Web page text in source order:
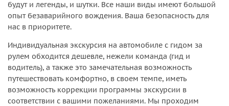
будут и легенды, и шутки. Все наши виды имеют большой
опыт безаварийного вождения. Ваша безопасность для
нас в приоритете.
Индивидуальная экскурсия на автомобиле с гидом за
рулем обходится дешевле, нежели команда (гид и
водитель), а также это замечательная возможность
путешествовать комфортно, в своем темпе, иметь
возможность коррекции программы экскурсии в
соответствии с вашими пожеланиями. Мы проходим